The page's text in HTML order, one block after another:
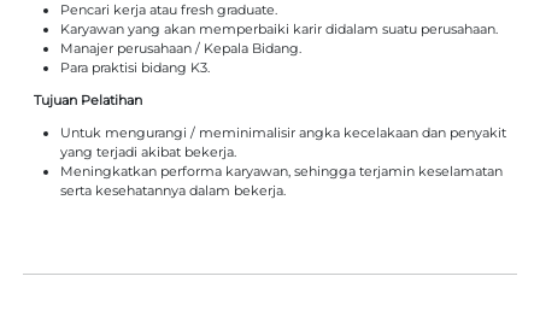
Pencari kerja atau fresh graduate.
Karyawan yang akan memperbaiki karir didalam suatu perusahaan.
Manajer perusahaan / Kepala Bidang.
Para praktisi bidang K3.
Tujuan Pelatihan
Untuk mengurangi / meminimalisir angka kecelakaan dan penyakit
yang terjadi akibat bekerja.
Meningkatkan performa karyawan, sehingga terjamin keselamatan
serta kesehatannya dalam bekerja.